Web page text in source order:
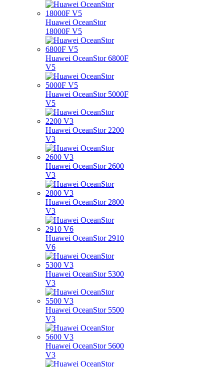
Huawei OceanStor
18000F V5
Huawei OceanStor 6800F
V5
Huawei OceanStor 5000F
V5
Huawei OceanStor 2200
V3
Huawei OceanStor 2600
V3
Huawei OceanStor 2800
V3
Huawei OceanStor 2910
V6
Huawei OceanStor 5300
V3
Huawei OceanStor 5500
V3
Huawei OceanStor 5600
V3